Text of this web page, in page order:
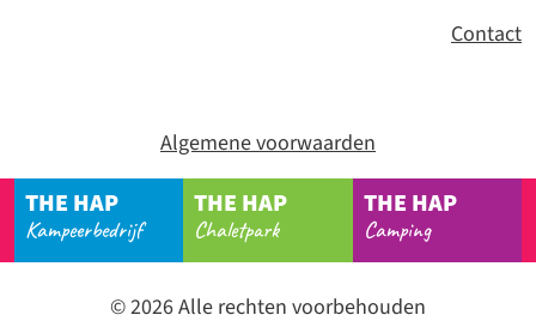
Contact
Algemene voorwaarden
THE HAP
Kampeerbedrijf
THE HAP
Chaletpark
THE HAP
Camping
© 2026 Alle rechten voorbehouden